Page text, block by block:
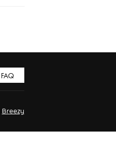
FAQ
Breezy